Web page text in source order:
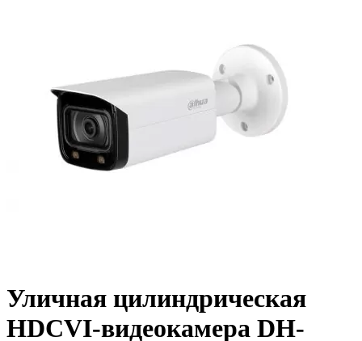
Уличная цилиндрическая
HDCVI-видеокамера DH-